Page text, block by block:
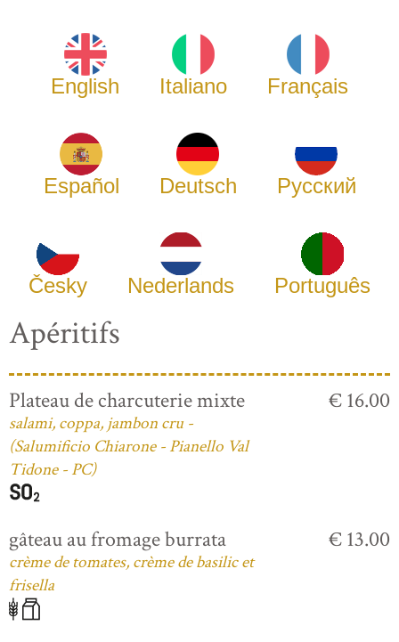
English Italiano Français
Español Deutsch Русский
Česky Nederlands Português
Apéritifs
Plateau de charcuterie mixte
salami, coppa, jambon cru -
(Salumificio Chiarone - Pianello Val
Tidone - PC)
€ 16.00
gâteau au fromage burrata
crème de tomates, crème de basilic et
frisella
€ 13.00